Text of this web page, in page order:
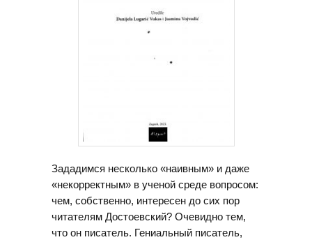
Зададимся несколько «наивным» и даже
«некорректным» в ученой среде вопросом:
чем, собственно, интересен до сих пор
читателям Достоевский? Очевидно тем,
что он писатель. Гениальный писатель,